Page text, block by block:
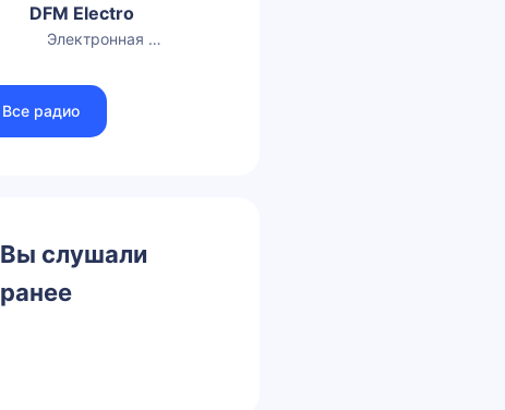
DFM Electro
Электронная музыка
Все радио
Вы слушали
ранее